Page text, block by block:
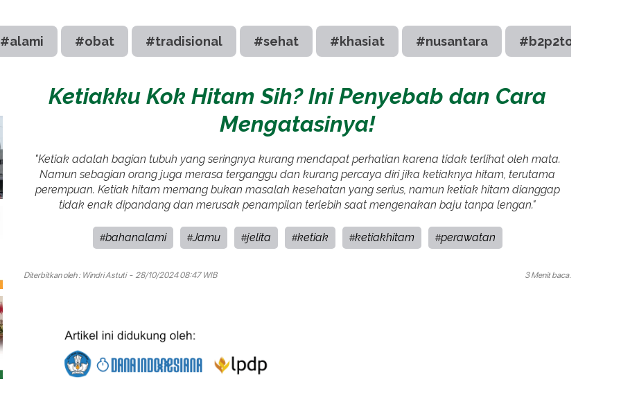
#alami #obat #tradisional #sehat #khasiat #nusantara #b2p2toot
Ketiakku Kok Hitam Sih? Ini Penyebab dan Cara
Mengatasinya!
"Ketiak adalah bagian tubuh yang seringnya kurang mendapat perhatian karena tidak terlihat oleh mata.
Namun sebagian orang juga merasa terganggu dan kurang percaya diri jika ketiaknya hitam, terutama
perempuan. Ketiak hitam memang bukan masalah kesehatan yang serius, namun ketiak hitam dianggap
tidak enak dipandang dan merusak penampilan terlebih saat mengenakan baju tanpa lengan."
#bahanalami #Jamu #jelita #ketiak #ketiakhitam #perawatan
Diterbitkan oleh : Windri Astuti- 28/10/2024 08:47 WIB 3 Menit baca.